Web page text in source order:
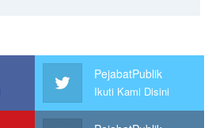
PejabatPublik
Ikuti Kami Disini